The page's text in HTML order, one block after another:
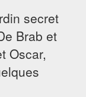
secret
Brab et
Oscar,